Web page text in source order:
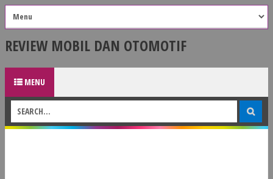
REVIEW MOBIL DAN OTOMOTIF
MENU